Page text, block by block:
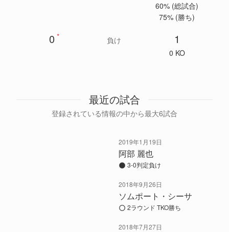
60% (総試合)
75% (勝ち)
0 * 負け 1
0 KO
最近の試合
登録されている情報の中から最大6試合
2019年1月19日
阿部 麗也
3-0判定負け
2018年9月26日
ソムポート・シーサ
2ラウンド TKO勝ち
2018年7月27日